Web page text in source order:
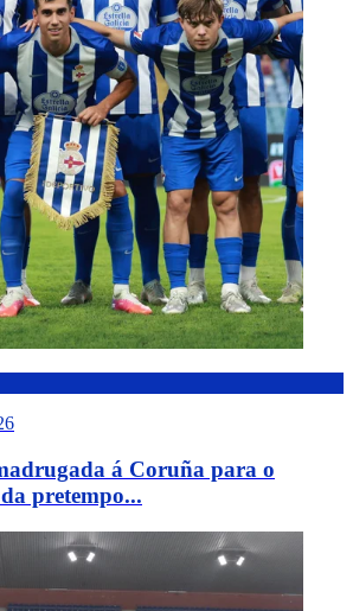
á Coruña para o
pretempo...